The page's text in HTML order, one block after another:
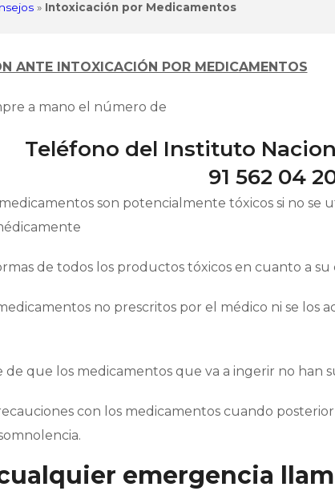
» Intoxicación por Medicamentos
ANTE INTOXICACIÓN POR MEDICAMENTOS
a mano el número de
Teléfono del Instituto
91 562 04
medicamentos son potencialmente tóxicos si no se
de todos los productos tóxicos en cuanto a
no prescritos por el médico ni se los
de que los medicamentos que va a ingerir no han
con los medicamentos cuando
emergencia